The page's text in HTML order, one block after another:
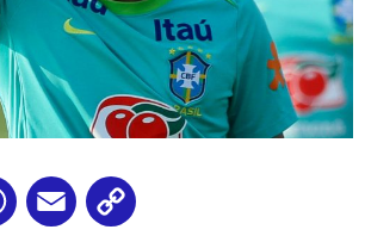
WhatsApp
Email